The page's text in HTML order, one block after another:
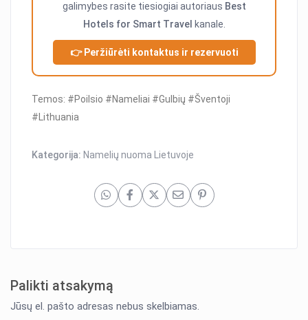
galimybes rasite tiesiogiai autoriaus Best
Hotels for Smart Travel kanale.
👉 Peržiūrėti kontaktus ir rezervuoti
Temos: #Poilsio #Nameliai #Gulbių #Šventoji
#Lithuania
Kategorija: Namelių nuoma Lietuvoje
Palikti atsakymą
Jūsų el. pašto adresas nebus skelbiamas.